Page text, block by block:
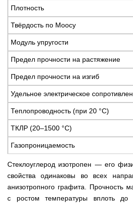
Плотность
Твёрдость по Моосу
Модуль упругости
Предел прочности на растяжение
Предел прочности на изгиб
Удельное электрическое
Теплопроводность (при 20 °С)
ТКЛР (20–1500 °С)
Газопроницаемость
Стеклоуглерод изотропен — его
свойства одинаковы во всех
анизотропного графита. Прочность
с ростом температуры вплоть до